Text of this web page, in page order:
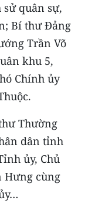
quân sự,
Bí thư Đảng
Trần Võ
khu 5,
Chính ủy
Thường
dân tỉnh
ủy, Chủ
Hưng cùng